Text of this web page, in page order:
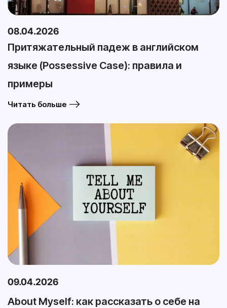
08.04.2026
Притяжательный падеж в английском
языке (Possessive Case): правила и
примеры
Читать больше
09.04.2026
About Myself: как рассказать о себе на